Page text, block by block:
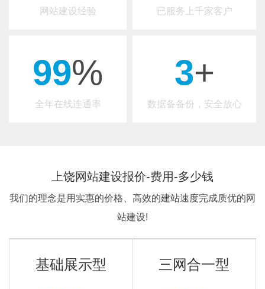
网站建设经验 已服务上千家客户
99%
全年在线连通率
3+
数据备备份，安全放心
上饶网站建设报价-费用-多少钱
我们的理念是用实惠的价格、高效的建站速度完成质优的网
站建设!
基础展示型 三网合一型